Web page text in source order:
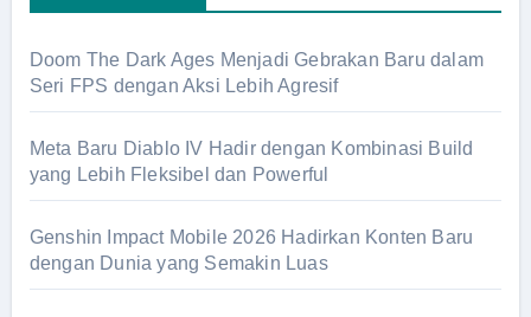
Doom The Dark Ages Menjadi Gebrakan Baru dalam
Seri FPS dengan Aksi Lebih Agresif
Meta Baru Diablo IV Hadir dengan Kombinasi Build
yang Lebih Fleksibel dan Powerful
Genshin Impact Mobile 2026 Hadirkan Konten Baru
dengan Dunia yang Semakin Luas